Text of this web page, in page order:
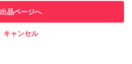
での取引実績があります
出品ページへ
キャンセル